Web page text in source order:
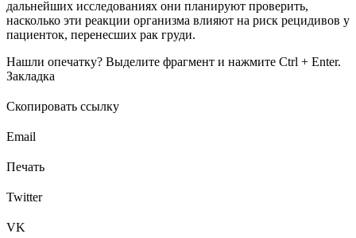
дальнейших исследованиях они планируют проверить,
насколько эти реакции организма влияют на риск рецидивов у
пациенток, перенесших рак груди.
Нашли опечатку? Выделите фрагмент и нажмите Ctrl + Enter.
Закладка
Скопировать ссылку
Email
Печать
Twitter
VK